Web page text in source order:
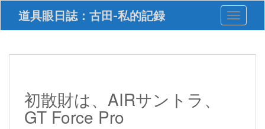
i
道具眼日誌：古田-私的記録 Toggle
初散財は、AIRサントラ、
GT Force Pro